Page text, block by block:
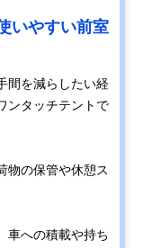
いやすい前室
間を減らしたい経
ンタッチテントで
物の保管や休憩ス
車への積載や持ち